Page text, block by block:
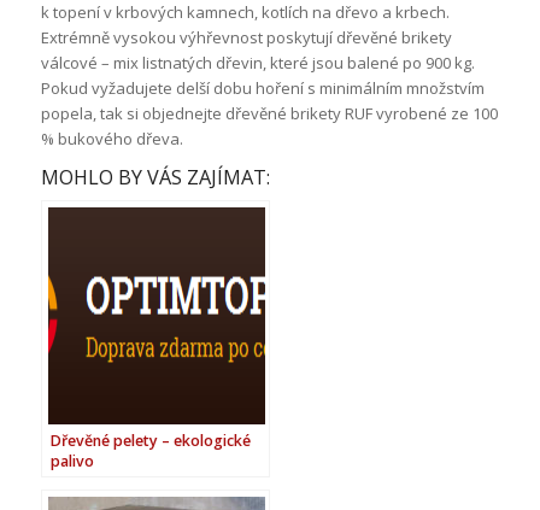
k topení v krbových kamnech, kotlích na dřevo a krbech.
Extrémně vysokou výhřevnost poskytují dřevěné brikety
válcové – mix listnatých dřevin, které jsou balené po 900 kg.
Pokud vyžadujete delší dobu hoření s minimálním množstvím
popela, tak si objednejte dřevěné brikety RUF vyrobené ze 100
% bukového dřeva.
MOHLO BY VÁS ZAJÍMAT:
Dřevěné pelety – ekologické
palivo